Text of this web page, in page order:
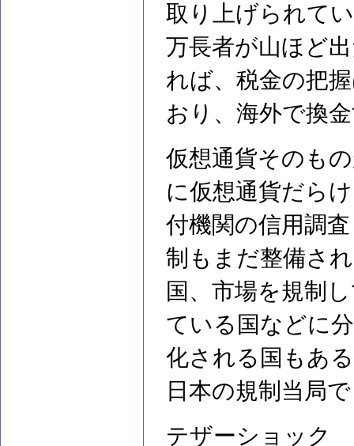
取り上げられて
万長者が山ほど
れば、税金の把
おり、海外で換
仮想通貨そのも
に仮想通貨だら
付機関の信用調
制もまだ整備さ
国、市場を規制
ている国などに
化される国もあ
日本の規制当局
テザーショック